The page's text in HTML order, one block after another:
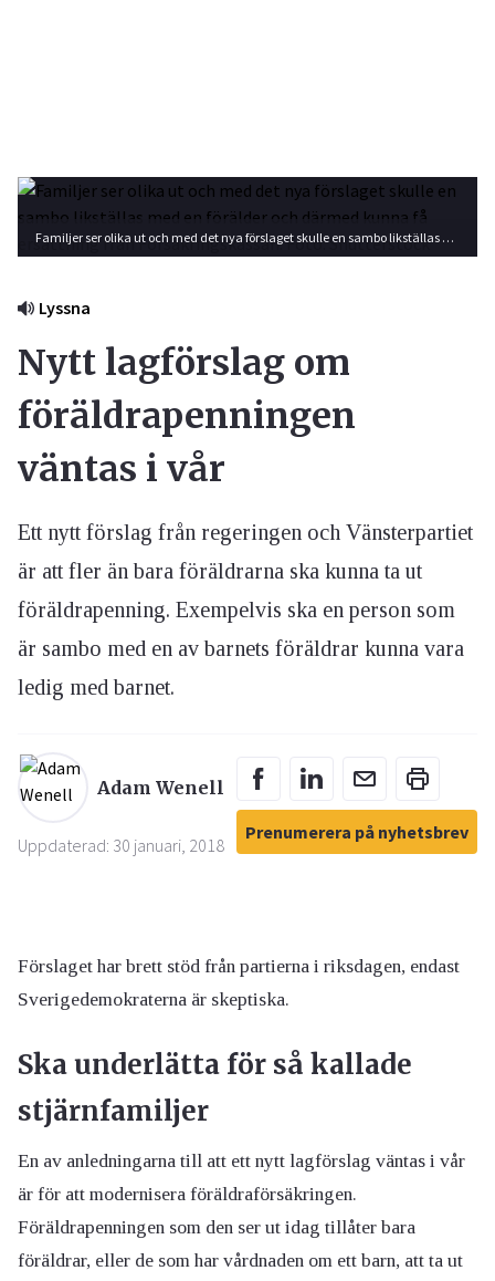
Familjer ser olika ut och med det nya förslaget skulle en sambo likställas med en förälder och därmed kunna få ersättning från Försäkringskassan. Foto: Shutterstock
Lyssna
Nytt lagförslag om
föräldrapenningen
väntas i vår
Ett nytt förslag från regeringen och Vänsterpartiet
är att fler än bara föräldrarna ska kunna ta ut
föräldrapenning. Exempelvis ska en person som
är sambo med en av barnets föräldrar kunna vara
ledig med barnet.
Adam Wenell
Uppdaterad: 30 januari, 2018
Prenumerera på nyhetsbrev
Förslaget har brett stöd från partierna i riksdagen, endast
Sverigedemokraterna är skeptiska.
Ska underlätta för så kallade
stjärnfamiljer
En av anledningarna till att ett nytt lagförslag väntas i vår
är för att modernisera föräldraförsäkringen.
Föräldrapenningen som den ser ut idag tillåter bara
föräldrar, eller de som har vårdnaden om ett barn, att ta ut